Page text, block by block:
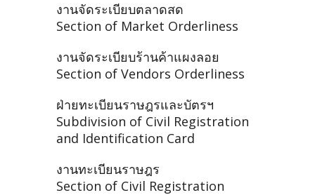
งานจัดระเบียบตลาดสด
Section of Market Orderliness
งานจัดระเบียบร้านค้าแผงลอย
Section of Vendors Orderliness
ฝ่ายทะเบียนราษฎรและบัตรฯ
Subdivision of Civil Registration
and Identification Card
งานทะเบียนราษฎร
Section of Civil Registration